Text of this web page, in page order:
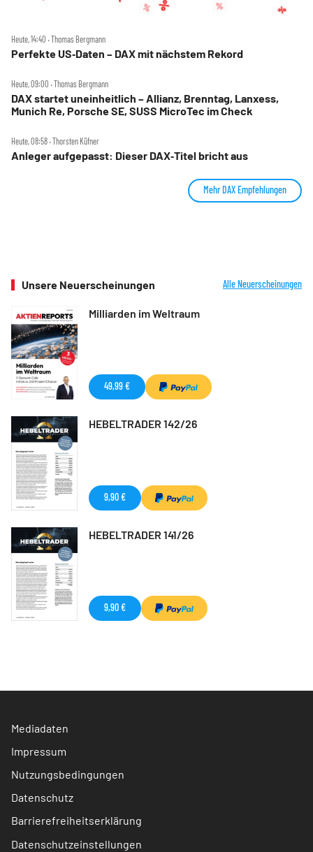
Heute, 14:40 ‧ Thomas Bergmann
Perfekte US‑Daten – DAX mit nächstem Rekord
Heute, 09:00 ‧ Thomas Bergmann
DAX startet uneinheitlich – Allianz, Brenntag, Lanxess,
Munich Re, Porsche SE, SUSS MicroTec im Check
Heute, 08:58 ‧ Thorsten Küfner
Anleger aufgepasst: Dieser DAX‑Titel bricht aus
Mehr DAX Empfehlungen
Unsere Neuerscheinungen Alle Neuerscheinungen
Milliarden im Weltraum
49,99 €
HEBELTRADER 142/26
9,90 €
HEBELTRADER 141/26
9,90 €
Mediadaten
Impressum
Nutzungsbedingungen
Datenschutz
Barrierefreiheitserklärung
Datenschutzeinstellungen